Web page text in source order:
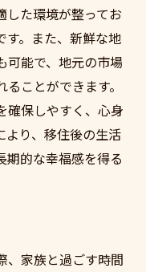
した環境が整ってお
す。また、新鮮な地
可能で、地元の市場
ことができます。
確保しやすく、心身
より、移住後の生活
期的な幸福感を得る
、家族と過ごす時間